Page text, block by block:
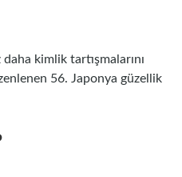
kimlik tartışmalarını
56. Japonya güzellik